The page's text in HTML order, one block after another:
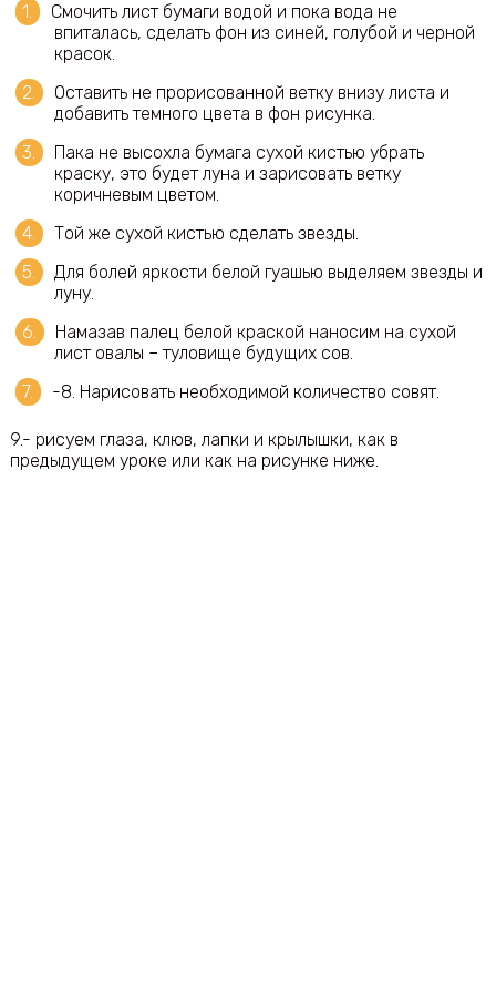
Смочить лист бумаги водой и пока вода не
впиталась, сделать фон из синей, голубой и черной
красок.
Оставить не прорисованной ветку внизу листа и
добавить темного цвета в фон рисунка.
Пака не высохла бумага сухой кистью убрать
краску, это будет луна и зарисовать ветку
коричневым цветом.
Той же сухой кистью сделать звезды.
Для болей яркости белой гуашью выделяем звезды и
луну.
Намазав палец белой краской наносим на сухой
лист овалы – туловище будущих сов.
-8. Нарисовать необходимой количество совят.
9.- рисуем глаза, клюв, лапки и крылышки, как в
предыдущем уроке или как на рисунке ниже.